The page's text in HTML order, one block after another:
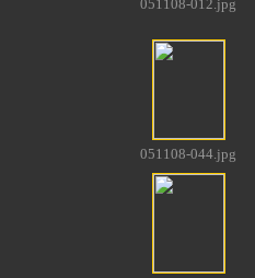
051108-012.jpg
051108-044.jpg